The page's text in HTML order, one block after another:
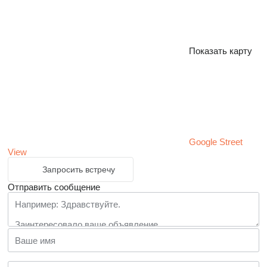
Показать карту
Google Street
View
Запросить встречу
Отправить сообщение